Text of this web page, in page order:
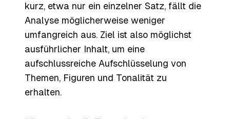
kurz, etwa nur ein einzelner Satz, fällt die
Analyse möglicherweise weniger
umfangreich aus. Ziel ist also möglichst
ausführlicher Inhalt, um eine
aufschlussreiche Aufschlüsselung von
Themen, Figuren und Tonalität zu
erhalten.